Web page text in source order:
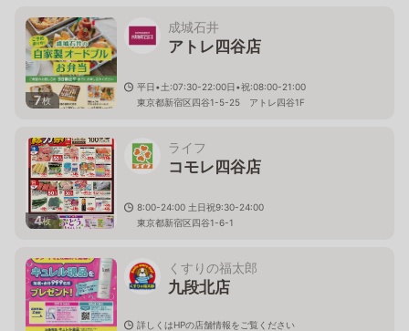
7枚
成城石井
アトレ四谷店
平日•土:07:30-22:00日•祝:08:00-21:00
東京都新宿区四谷1-5-25 アトレ四谷1F
4枚
ライフ
コモレ四谷店
8:00-24:00 土日祝9:30-24:00
東京都新宿区四谷1-6-1
くすりの福太郎
九段北店
詳しくはHPの店舗情報をご覧ください